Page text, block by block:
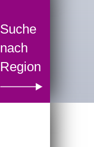
Suche
nach
Region